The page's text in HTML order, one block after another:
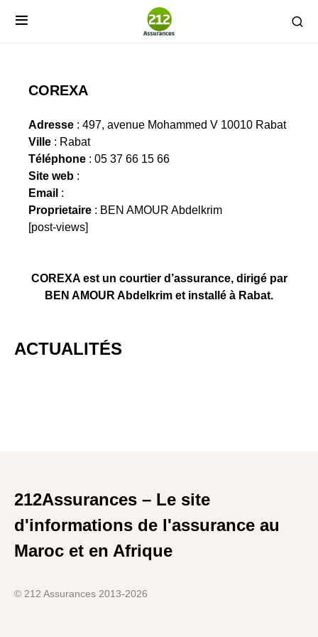
COREXA
Adresse : 497, avenue Mohammed V 10010 Rabat
Ville : Rabat
Téléphone : 05 37 66 15 66
Site web :
Email :
Proprietaire : BEN AMOUR Abdelkrim
[post-views]
COREXA est un courtier d’assurance, dirigé par
BEN AMOUR Abdelkrim et installé à Rabat.
ACTUALITÉS
212Assurances – Le site
d'informations de l'assurance au
Maroc et en Afrique
© 212 Assurances 2013-2026